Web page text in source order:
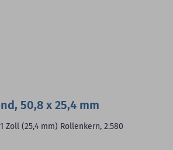
50,8 x 25,4 mm
(25,4 mm) Rollenkern, 2.580